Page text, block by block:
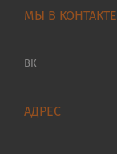
МЫ В КОНТАКТЕ
ВК